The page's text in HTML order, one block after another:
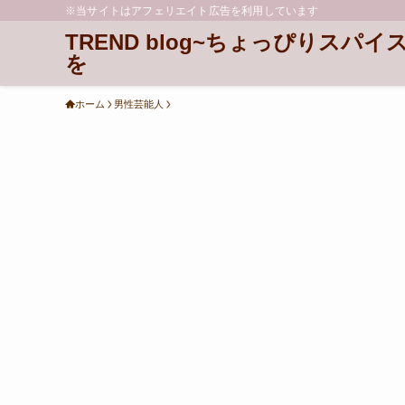
※当サイトはアフェリエイト広告を利用しています
TREND blog~ちょっぴりスパイ
を
ホーム 男性芸能人